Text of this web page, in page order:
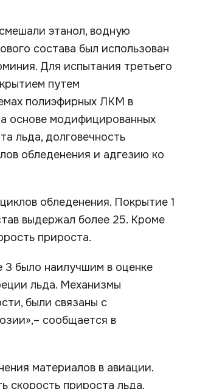
этанол, водную
состава был использован
Для испытания третьего
путем
полиэфирных ЛКМ в
основе модифицированных
льда, долговечность
обледенения и адгезию ко
обледенения. Покрытие 1
выдержал более 25. Кроме
прироста.
3 было наилучшим в оценке
льда. Механизмы
были связаны с
сообщается в
материалов в авиации.
скорость прироста льда.